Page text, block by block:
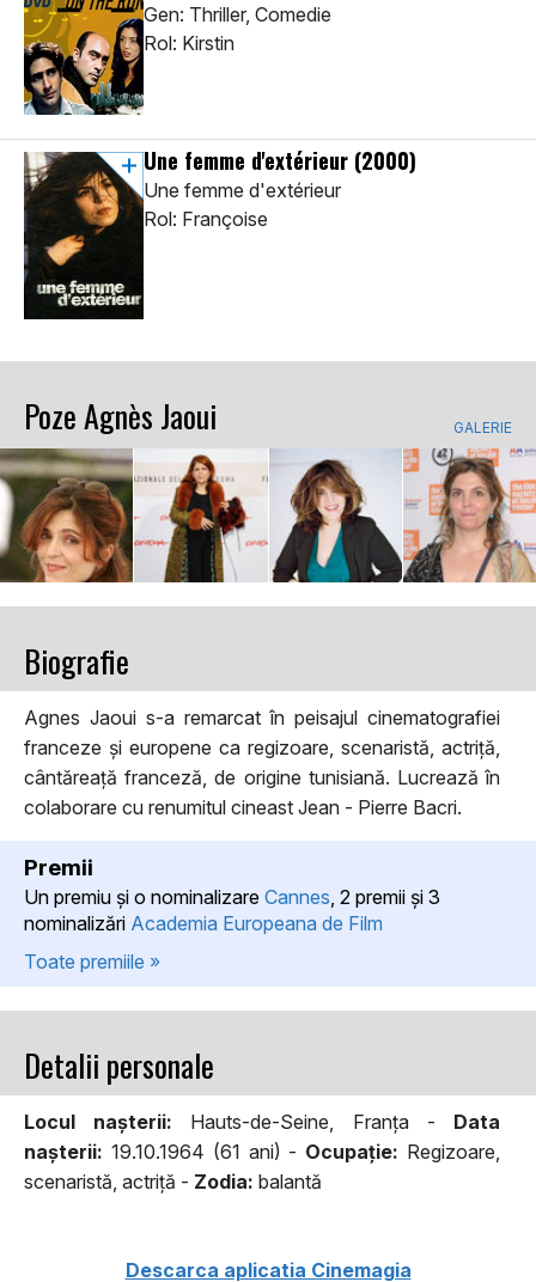
Gen: Thriller, Comedie
Rol: Kirstin
Une femme d'extérieur (2000)
Une femme d'extérieur
Rol: Françoise
Poze Agnès Jaoui GALERIE
Biografie
Agnes Jaoui s-a remarcat în peisajul cinematografiei
franceze și europene ca regizoare, scenaristă, actriță,
cântăreață franceză, de origine tunisiană. Lucrează în
colaborare cu renumitul cineast Jean - Pierre Bacri.
Premii
Un premiu şi o nominalizare Cannes , 2 premii şi 3
nominalizări Academia Europeana de Film
Toate premiile »
Detalii personale
Locul naşterii: Hauts-de-Seine, Franţa - Data
naşterii: 19.10.1964 (61 ani) - Ocupaţie: Regizoare,
scenaristă, actriţă - Zodia: balantă
Descarca aplicatia Cinemagia